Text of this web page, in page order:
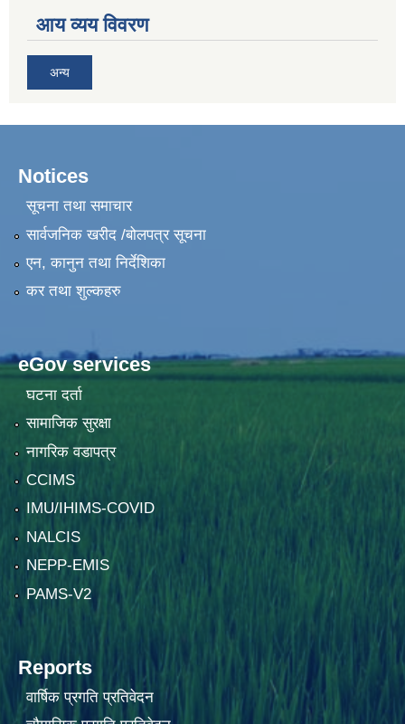
आय व्यय विवरण
अन्य
Notices
सूचना तथा समाचार
सार्वजनिक खरीद /बोलपत्र सूचना
एन, कानुन तथा निर्देशिका
कर तथा शुल्कहरु
eGov services
घटना दर्ता
सामाजिक सुरक्षा
नागरिक वडापत्र
CCIMS
IMU/IHIMS-COVID
NALCIS
NEPP-EMIS
PAMS-V2
Reports
वार्षिक प्रगति प्रतिवेदन